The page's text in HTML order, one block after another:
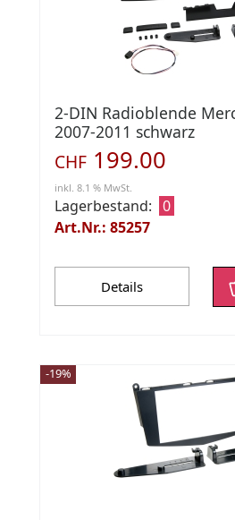
2-DIN Radioblende
2007-2011 schwarz
CHF 199.00
inkl. 8.1 % MwSt.
Lagerbestand: 0
Art.Nr.: 85257
Details
-19%